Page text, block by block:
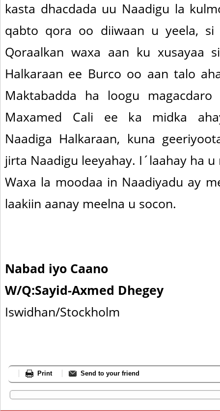
kasta dhacdada uu Naadigu la
qabto qora oo diiwaan u yeela,
Qoraalkan waxa aan ku xusayaa
Halkaraan ee Burco oo aan talo
Maktabadda ha loogu magacdaro
Maxamed Cali ee ka midka
Naadiga Halkaraan, kuna
jirta Naadigu leeyahay. I´laahay ha
Waxa la moodaa in Naadiyadu ay
laakiin aanay meelna u socon.
Nabad iyo Caano
W/Q:Sayid-Axmed Dhegey
Iswidhan/Stockholm
Print Send to your friend